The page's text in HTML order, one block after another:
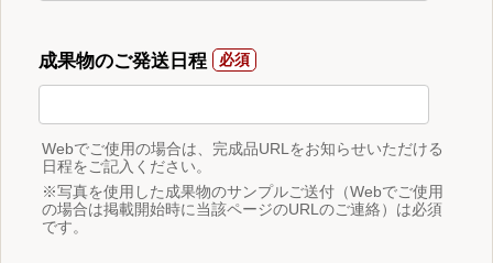
成果物のご発送日程
Webでご使用の場合は、完成品URLをお知らせいただける
日程をご記入ください。
※写真を使用した成果物のサンプルご送付（Webでご使用
の場合は掲載開始時に当該ページのURLのご連絡）は必須
です。